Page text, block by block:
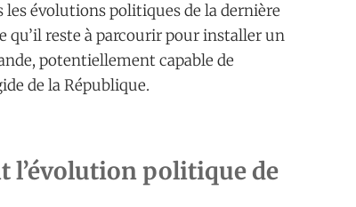
évolutions politiques de la dernière
qu’il reste à parcourir pour installer un
potentiellement capable de
de la République.
l’évolution politique de